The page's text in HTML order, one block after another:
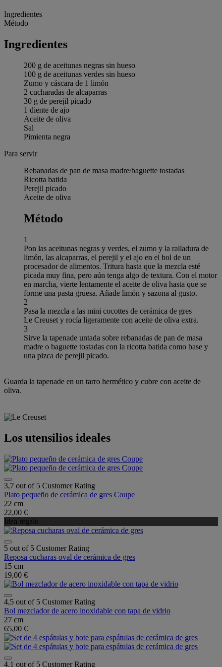
Ingredientes
Método
Ingredientes
200 g de aceitunas negras sin hueso
100 g de aceitunas verdes sin hueso
Zumo y cáscara de 1 limón
2 cucharadas de alcaparras
30 g de perejil picado
1 diente de ajo
Aceite de oliva
Sal
Pimienta negra
Para servir
Rebanadas de pan de masa madre/baguette tostadas
Ricotta batida
Perejil picado
Aceite de oliva
Método
1
Pon las aceitunas negras y verdes, el zumo y la ralladura de
limón, las alcaparras, el perejil y el ajo en el bol de un
procesador de alimentos. Tritura hasta que la mezcla esté
picada muy fina, pero aún tenga algo de textura. Con el motor
en marcha, vierte lentamente el aceite de oliva hasta que se
forme una pasta gruesa. Añade limón y sazona al gusto.
2
Pasa la mezcla a las mini cocottes de cerámica de gres
Le Creuset y rocía ligeramente con aceite de oliva extra.
3
Sirve la tapenade untada sobre rebanadas de pan de masa
madre o baguette tostadas con la ricotta batida como base y
una pizca de perejil picado.
Guarda la tapenade en un tarro hermético y cubre con aceite de
oliva.
Los utensilios ideales
3,7 out of 5 Customer Rating
Plato pequeño de cerámica de gres Coupe
22 cm
22,00 €
Idea regalo
5 out of 5 Customer Rating
Reposa cucharas oval de cerámica de gres
15 cm
19,00 €
4,5 out of 5 Customer Rating
Bol mezclador de acero inoxidable con tapa de vidrio
27 cm
65,00 €
4,1 out of 5 Customer Rating